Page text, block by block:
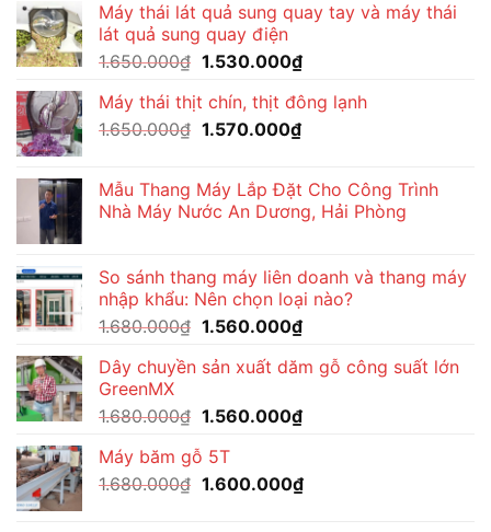
là:
1.650.000₫.
tại
1.490.000₫.
Máy thái lát quả sung quay tay và máy thái
lát quả sung quay điện
1.650.000₫ Giá
là:
1.650.000₫.
1.530.000₫Giá
tại
là:
Máy thái thịt chín, thịt đông lạnh
1.650.000₫ Giá
1.650.000₫.
1.570.000₫Giá
là:
1.570.000₫.
Mẫu Thang Máy Lắp Đặt Cho Công Trình
Nhà Máy Nước An Dương, Hải Phòng
So sánh thang máy liên doanh và thang máy
nhập khẩu: Nên chọn loại nào?
1.680.000₫ Giá
là:
1.560.000₫Giá
tại
1.560.000₫.
Dây chuyền sản xuất dăm gỗ công suất lớn
GreenMX
1.680.000₫ Giá
là:
1.680.000₫.
1.560.000₫Giá
là:
Máy băm gỗ 5T
1.680.000₫ Giá
1.600.000₫Giá